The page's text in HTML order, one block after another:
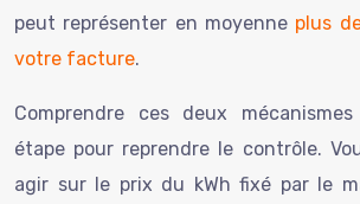
peut représenter en moyenne plus
votre facture.
Comprendre ces deux
étape pour reprendre le contrôle.
agir sur le prix du kWh fixé par le